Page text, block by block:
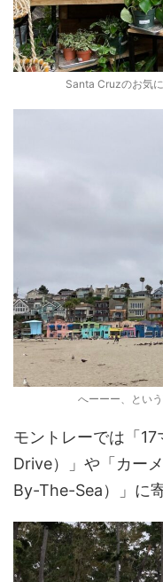
Santa Cruzのお気
へーーー、とい
モントレーでは「
Drive）」や「カー
By-The-Sea）」に